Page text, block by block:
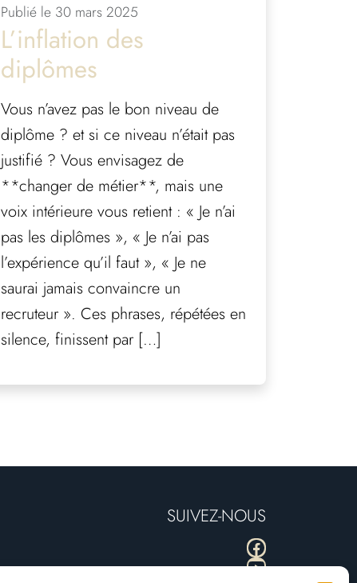
Publié le 30 mars 2025
L’inflation des
diplômes
Vous n’avez pas le bon niveau de
diplôme ? et si ce niveau n’était pas
justifié ? Vous envisagez de
**changer de métier**, mais une
voix intérieure vous retient : « Je n’ai
pas les diplômes », « Je n’ai pas
l’expérience qu’il faut », « Je ne
saurai jamais convaincre un
recruteur ». Ces phrases, répétées en
silence, finissent par […]
SUIVEZ-NOUS
Facebook
YouTube